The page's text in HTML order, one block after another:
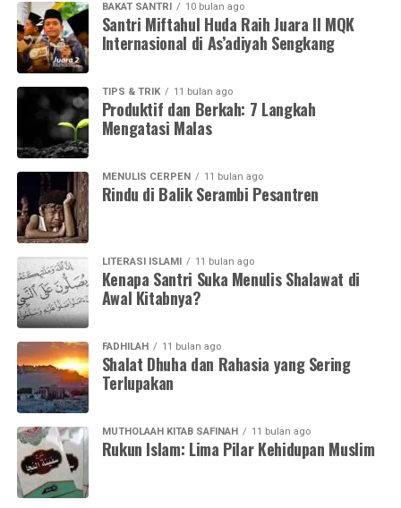
BAKAT SANTRI 10 bulan ago
Santri Miftahul Huda Raih Juara II MQK
Internasional di As’adiyah Sengkang
TIPS & TRIK 11 bulan ago
Produktif dan Berkah: 7 Langkah
Mengatasi Malas
MENULIS CERPEN 11 bulan ago
Rindu di Balik Serambi Pesantren
LITERASI ISLAMI 11 bulan ago
Kenapa Santri Suka Menulis Shalawat di
Awal Kitabnya?
FADHILAH 11 bulan ago
Shalat Dhuha dan Rahasia yang Sering
Terlupakan
MUTHOLAAH KITAB SAFINAH 11 bulan ago
Rukun Islam: Lima Pilar Kehidupan Muslim